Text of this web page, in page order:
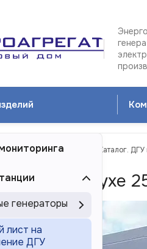
Каталог изделий Каталог.
ДГУ в кожухе
генераторы
лист на
ДГУ